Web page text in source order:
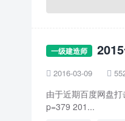
一级建造师
 2016-03-09 
由于近期百度网盘
p=379 201...